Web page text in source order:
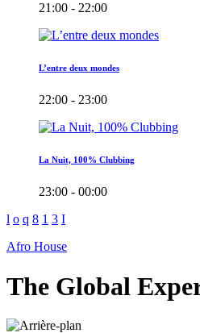
21:00 - 22:00
L’entre deux mondes
22:00 - 23:00
La Nuit, 100% Clubbing
23:00 - 00:00
Afro House
The Global